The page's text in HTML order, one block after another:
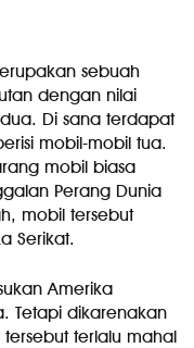
sebuah
dengan nilai
Di sana terdapat
mobil-mobil tua.
mobil biasa
Perang Dunia
mobil tersebut
Serikat.
Amerika
Tetapi dikarenakan
terlalu mahal